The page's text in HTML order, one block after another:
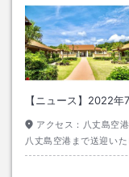
【ニュース】2022
アクセス： 八丈島空
八丈島空港まで送迎い